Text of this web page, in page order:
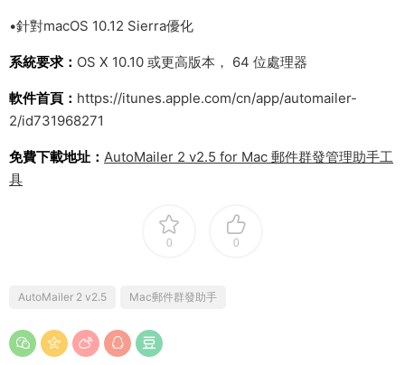
•針對macOS 10.12 Sierra優化
系統要求： OS X 10.10 或更高版本， 64 位處理器
軟件首頁： https://itunes.apple.com/cn/app/automailer-
2/id731968271
免費下載地址： AutoMailer 2 v2.5 for Mac 郵件群發管理助手工
具
0 0
AutoMailer 2 v2.5 Mac郵件群發助手